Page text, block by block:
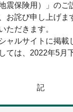
震保険用）」のご
お詫び申し上げま
ただきます。
ャルサイトに掲載
ては、2022年5月
記